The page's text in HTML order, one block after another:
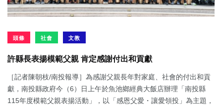
頭條 社會 文教
許縣長表揚模範父親 肯定感謝付出和貢獻
［記者陳朝枝/南投報導］為感謝父親長年對家庭、社會的付出和貢
獻，南投縣政府今（6）日上午於魚池鄉經典大飯店辦理「南投縣
115年度模範父親表揚活動」，以「感恩父愛・讓愛領投」為主題，